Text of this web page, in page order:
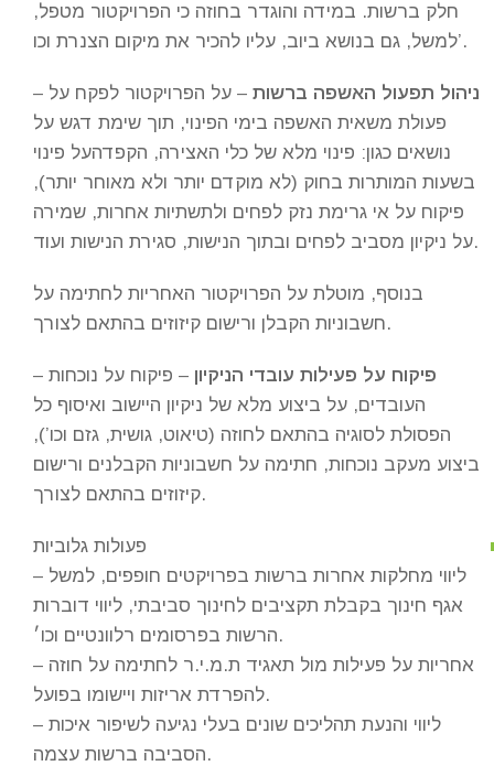
חלק ברשות. במידה והוגדר בחוזה כי הפרויקטור מטפל,
למשל, גם בנושא ביוב, עליו להכיר את מיקום הצנרת וכו’.
– ניהול תפעול האשפה ברשות – על הפרויקטור לפקח על
פעולת משאית האשפה בימי הפינוי, תוך שימת דגש על
נושאים כגון: פינוי מלא של כלי האצירה, הקפדהעל פינוי
בשעות המותרות בחוק (לא מוקדם יותר ולא מאוחר יותר),
פיקוח על אי גרימת נזק לפחים ולתשתיות אחרות, שמירה
על ניקיון מסביב לפחים ובתוך הנישות, סגירת הנישות ועוד.
בנוסף, מוטלת על הפרויקטור האחריות לחתימה על
חשבוניות הקבלן ורישום קיזוזים בהתאם לצורך.
– פיקוח על פעילות עובדי הניקיון – פיקוח על נוכחות
העובדים, על ביצוע מלא של ניקיון היישוב ואיסוף כל
הפסולת לסוגיה בהתאם לחוזה (טיאוט, גושית, גזם וכו’),
ביצוע מעקב נוכחות, חתימה על חשבוניות הקבלנים ורישום
קיזוזים בהתאם לצורך.
פעולות גלוביות
– ליווי מחלקות אחרות ברשות בפרויקטים חופפים, למשל
אגף חינוך בקבלת תקציבים לחינוך סביבתי, ליווי דוברות
הרשות בפרסומים רלוונטיים וכו׳.
– אחריות על פעילות מול תאגיד ת.מ.י.ר לחתימה על חוזה
להפרדת אריזות ויישומו בפועל.
– ליווי והנעת תהליכים שונים בעלי נגיעה לשיפור איכות
הסביבה ברשות עצמה.